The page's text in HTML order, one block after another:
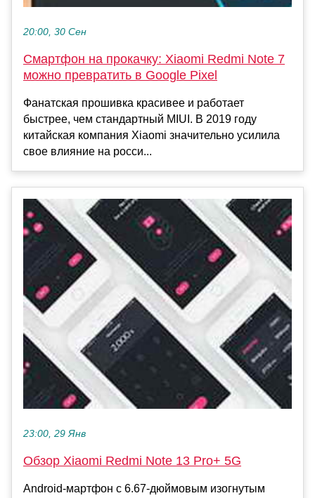
20:00, 30 Сен
Смартфон на прокачку: Xiaomi Redmi Note 7
можно превратить в Google Pixel
Фанатская прошивка красивее и работает
быстрее, чем стандартный MIUI. В 2019 году
китайская компания Xiaomi значительно усилила
свое влияние на росси...
23:00, 29 Янв
Обзор Xiaomi Redmi Note 13 Pro+ 5G
Android-мартфон с 6.67-дюймовым изогнутым